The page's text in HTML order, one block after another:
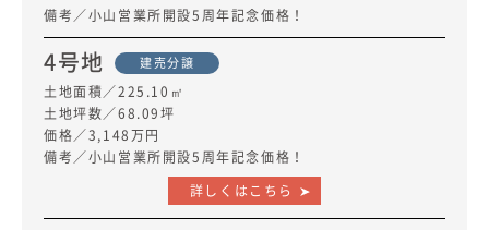
備考／小山営業所開設5周年記念価格！
4号地 建売分譲
土地面積／225.10㎡
土地坪数／68.09坪
価格／3,148万円
備考／小山営業所開設5周年記念価格！
詳しくはこちら